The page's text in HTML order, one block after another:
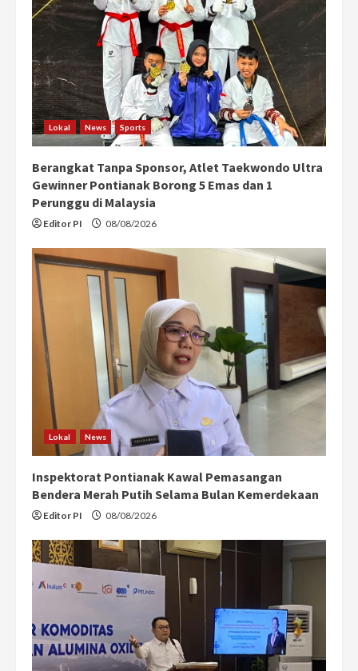
Lokal News Sports
Berangkat Tanpa Sponsor, Atlet Taekwondo Ultra
Gewinner Pontianak Borong 5 Emas dan 1
Perunggu di Malaysia
Editor PI 08/08/2026
Lokal News
Inspektorat Pontianak Kawal Pemasangan
Bendera Merah Putih Selama Bulan Kemerdekaan
Editor PI 08/08/2026